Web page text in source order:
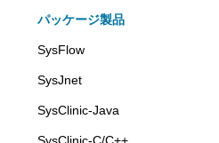
パッケージ製品
SysFlow
SysJnet
SysClinic-Java
SysClinic-C/C++